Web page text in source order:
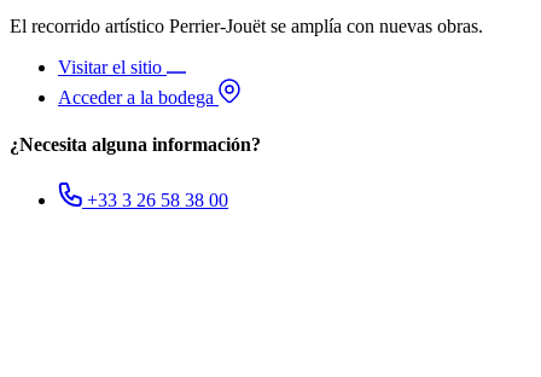
El recorrido artístico Perrier-Jouët se amplía con nuevas obras.
Visitar el sitio
Acceder a la bodega
¿Necesita alguna información?
+33 3 26 58 38 00